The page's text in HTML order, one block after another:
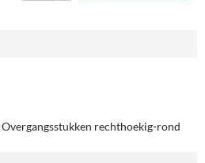
rechthoekig-rond